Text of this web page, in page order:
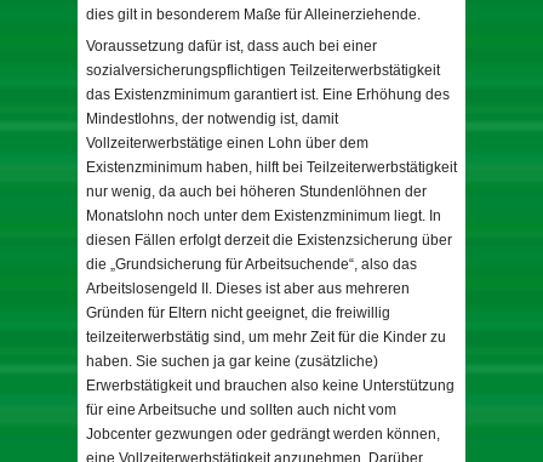
dies gilt in besonderem Maße für Alleinerziehende.
Voraussetzung dafür ist, dass auch bei einer
sozialversicherungspflichtigen Teilzeiterwerbstätigkeit
das Existenzminimum garantiert ist. Eine Erhöhung des
Mindestlohns, der notwendig ist, damit
Vollzeiterwerbstätige einen Lohn über dem
Existenzminimum haben, hilft bei Teilzeiterwerbstätigkeit
nur wenig, da auch bei höheren Stundenlöhnen der
Monatslohn noch unter dem Existenzminimum liegt. In
diesen Fällen erfolgt derzeit die Existenzsicherung über
die „Grundsicherung für Arbeitsuchende“, also das
Arbeitslosengeld II. Dieses ist aber aus mehreren
Gründen für Eltern nicht geeignet, die freiwillig
teilzeiterwerbstätig sind, um mehr Zeit für die Kinder zu
haben. Sie suchen ja gar keine (zusätzliche)
Erwerbstätigkeit und brauchen also keine Unterstützung
für eine Arbeitsuche und sollten auch nicht vom
Jobcenter gezwungen oder gedrängt werden können,
eine Vollzeiterwerbstätigkeit anzunehmen. Darüber